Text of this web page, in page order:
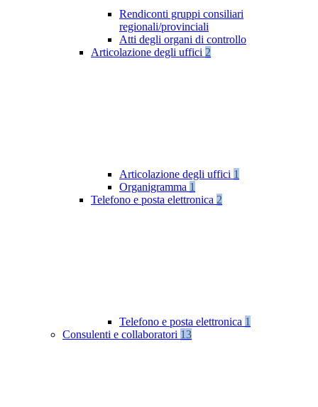
Rendiconti gruppi consiliari
regionali/provinciali
Atti degli organi di controllo
Articolazione degli uffici 2
Articolazione degli uffici 1
Organigramma 1
Telefono e posta elettronica 2
Telefono e posta elettronica 1
Consulenti e collaboratori 13